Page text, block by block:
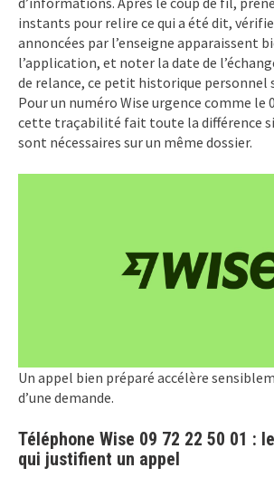
instants pour relire ce qui a été dit,
annoncées par l’enseigne apparaissent
l’application, et noter la date de
de relance, ce petit historique personnel
Pour un numéro Wise urgence comme le
cette traçabilité fait toute la différence
sont nécessaires sur un même dossier.
Un appel bien préparé accélère
d’une demande.
Téléphone Wise 09 72 22 50 01 :
qui justifient un appel